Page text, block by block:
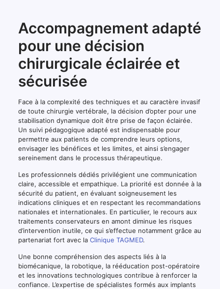
Accompagnement adapté
pour une décision
chirurgicale éclairée et
sécurisée
Face à la complexité des techniques et au caractère invasif
de toute chirurgie vertébrale, la décision d’opter pour une
stabilisation dynamique doit être prise de façon éclairée.
Un suivi pédagogique adapté est indispensable pour
permettre aux patients de comprendre leurs options,
envisager les bénéfices et les limites, et ainsi s’engager
sereinement dans le processus thérapeutique.
Les professionnels dédiés privilégient une communication
claire, accessible et empathique. La priorité est donnée à la
sécurité du patient, en évaluant soigneusement les
indications cliniques et en respectant les recommandations
nationales et internationales. En particulier, le recours aux
traitements conservateurs en amont diminue les risques
d’intervention inutile, ce qui s’effectue notamment grâce au
partenariat fort avec la Clinique TAGMED.
Une bonne compréhension des aspects liés à la
biomécanique, la robotique, la rééducation post-opératoire
et les innovations technologiques contribue à renforcer la
confiance. L’expertise de spécialistes formés aux implants